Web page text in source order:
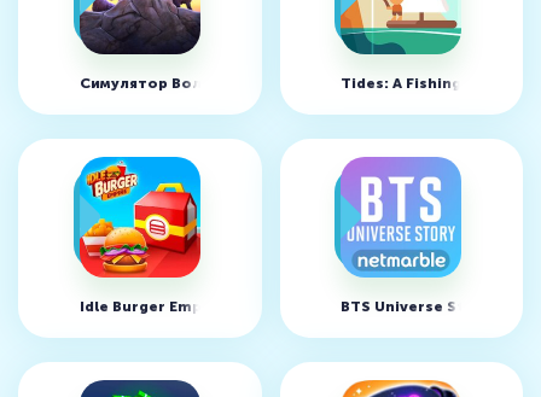
Симулятор Волка - Эволюция Диких Животных v1.0.4.3
Tides: A Fishing Game
Idle Burger Empire Tycoon v1.1.7 (MOD, много денег)
BTS Universe Story v1.5.0